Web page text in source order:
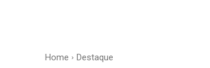
Home Destaque